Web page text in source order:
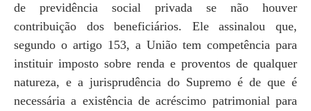
de previdência social privada se não houver
contribuição dos beneficiários. Ele assinalou que,
segundo o artigo 153, a União tem competência para
instituir imposto sobre renda e proventos de qualquer
natureza, e a jurisprudência do Supremo é de que é
necessária a existência de acréscimo patrimonial para